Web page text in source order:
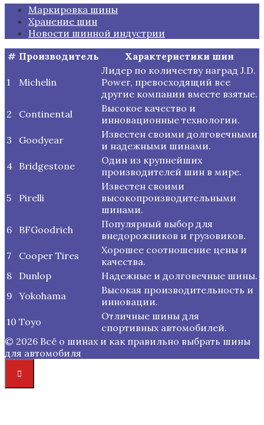
Маркировка шины
Хранение шин
Новости шинной индустрии
# Производитель Характеристики шин
1 Michelin
Лидер по количеству наград J.D.
Power, превосходящий все
другие компании вместе взятые.
2
Continental
Высокое качество и
инновационные технологии.
3
Goodyear
Известен своими долговечными
и надежными шинами.
4 Bridgestone
Один из крупнейших
производителей шин в мире.
5 Pirelli
Известен своими
высокопроизводительными
шинами.
6
BFGoodrich
Популярный выбор для
внедорожников и грузовиков.
7
Cooper Tires
Хорошее соотношение цены и
качества.
8
Dunlop
Надежные и долговечные шины.
9 Yokohama
Высокая производительность и
инновации.
10 Toyo
Отличные шины для
спортивных автомобилей.
© 2026 Всё о шинах и как правильно выбрать шины
для автомобиля